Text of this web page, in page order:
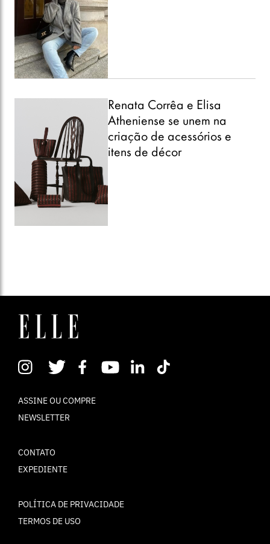
Renata Corrêa e Elisa
Atheniense se unem na
criação de acessórios e
itens de décor
ASSINE OU COMPRE
NEWSLETTER
CONTATO
EXPEDIENTE
POLÍTICA DE PRIVACIDADE
TERMOS DE USO